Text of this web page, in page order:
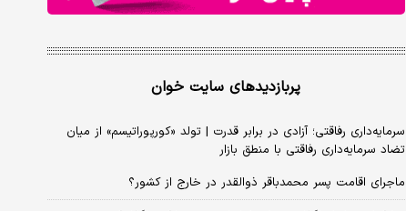
پربازدیدهای سایت خوان
سرمایه‌داری رفاقتی؛ آزادی در برابر قدرت | تولد «کورپوراتیسم» از میان
تضاد سرمایه‌داری رفاقتی با منطق بازار
ماجرای اقامت پسر محمدباقر ذوالقدر در خارج از کشور؟